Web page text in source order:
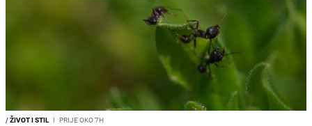
/ŽIVOT I STIL I PRIJE OKO 7H